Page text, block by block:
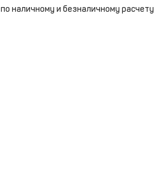
по наличному и безналичному расчету